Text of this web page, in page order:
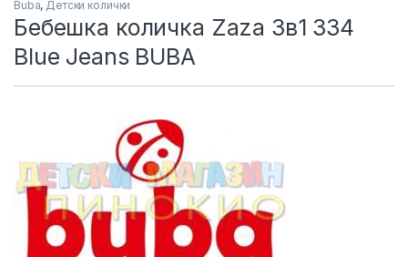
Buba, Детски колички
Бебешка количка Zaza 3в1 334
Blue Jeans BUBA